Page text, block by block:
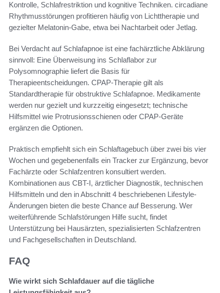
Kontrolle, Schlafrestriktion und kognitive Techniken. circadiane
Rhythmusstörungen profitieren häufig von Lichttherapie und
gezielter Melatonin-Gabe, etwa bei Nachtarbeit oder Jetlag.
Bei Verdacht auf Schlafapnoe ist eine fachärztliche Abklärung
sinnvoll: Eine Überweisung ins Schlaflabor zur
Polysomnographie liefert die Basis für
Therapieentscheidungen. CPAP-Therapie gilt als
Standardtherapie für obstruktive Schlafapnoe. Medikamente
werden nur gezielt und kurzzeitig eingesetzt; technische
Hilfsmittel wie Protrusionsschienen oder CPAP-Geräte
ergänzen die Optionen.
Praktisch empfiehlt sich ein Schlaftagebuch über zwei bis vier
Wochen und gegebenenfalls ein Tracker zur Ergänzung, bevor
Fachärzte oder Schlafzentren konsultiert werden.
Kombinationen aus CBT-I, ärztlicher Diagnostik, technischen
Hilfsmitteln und den in Abschnitt 4 beschriebenen Lifestyle-
Änderungen bieten die beste Chance auf Besserung. Wer
weiterführende Schlafstörungen Hilfe sucht, findet
Unterstützung bei Hausärzten, spezialisierten Schlafzentren
und Fachgesellschaften in Deutschland.
FAQ
Wie wirkt sich Schlafdauer auf die tägliche